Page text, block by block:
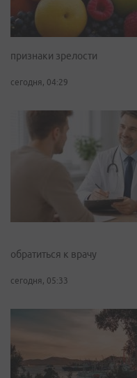
признаки зрелости
сегодня, 04:29
обратиться к врачу
сегодня, 05:33